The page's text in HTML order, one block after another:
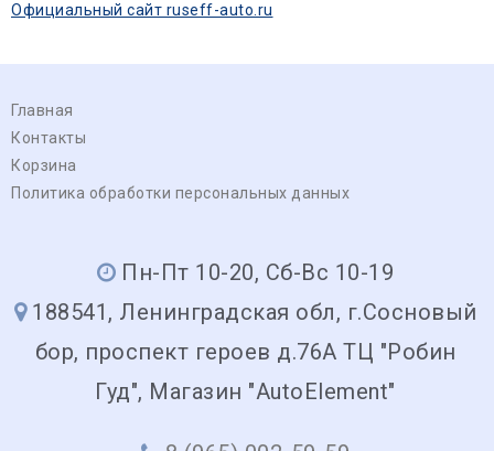
Официальный сайт ruseff-auto.ru
Главная
Контакты
Корзина
Политика обработки персональных данных
Пн-Пт 10-20, Сб-Вс 10-19
188541, Ленинградская обл, г.Сосновый
бор, проспект героев д.76А ТЦ "Робин
Гуд", Магазин "AutoElement"